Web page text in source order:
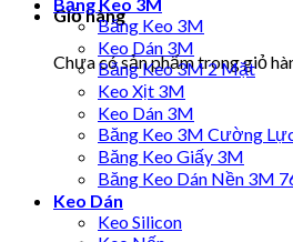
Giỏ hàng
Chưa có sản phẩm trong giỏ
Băng Keo 3M
Keo Dán 3M
Băng Keo 3M 2 Mặt
Keo Xịt 3M
Keo Dán 3M
Băng Keo 3M Cường
Băng Keo Giấy 3M
Băng Keo Dán Nền 3M
Keo Dán
Keo Silicon